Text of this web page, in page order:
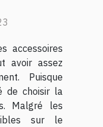
accessoires
avoir assez
Puisque
de choisir la
Malgré les
sur le